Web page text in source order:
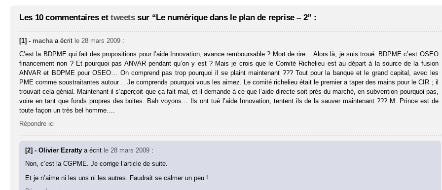
Les 10 commentaires et tweetssur “Le numérique dans le plan de reprise – 2” :
[1] - macha a écrit le 28 mars 2009 :
C’est la BDPME qui fait des propositions pour l’aide Innovation, avance remboursable ? Mort de rire… Alors là, je suis troué. BDPME c’est OSEO
financement non ? Et pourquoi pas ANVAR pendant qu’on y est ? Mais je crois que le Comité Richelieu est au départ à la source de la fusion
ANVAR et BDPME pour OSEO… On comprend pas trop pourquoi il se plaint maintenant ??? Tout pour la banque et le grand capital, avec les
PME comme soustraitantes autour… Je comprends pourquoi vous les aimez. Le comité richelieu était le premier a taper des mains pour le CIR ; il
trouvait cela génial. Maintenant il s’aperçoit que ça fait mal, et il demande à ce que l’aide directe soit près du marché, en subvention pourquoi pas,
voire en tant que fonds propres des boites. Bah voyons… Ils ont tué l’aide Innovation, tentent ils de la sauver maintenant ??? M. Prince est de
toute façon un très bel homme….
Répondre ici
[2] - Olivier Ezrattya écrit le 28 mars 2009 :
Non, c’est la CGPME. Je corrige l’article de suite.
Et je n’aime ni les uns ni les autres. Faudrait se calmer un peu !